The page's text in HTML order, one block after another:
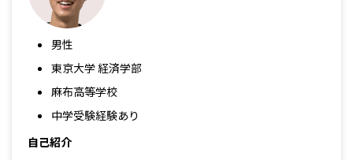
男性
東京大学 経済学部
麻布高等学校
中学受験経験あり
自己紹介